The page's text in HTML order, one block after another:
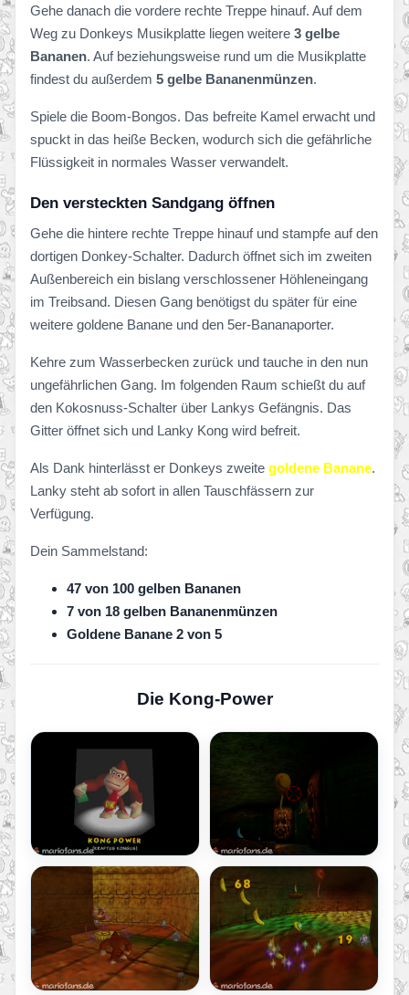
Gehe danach die vordere rechte Treppe hinauf. Auf dem
Weg zu Donkeys Musikplatte liegen weitere 3 gelbe
Bananen. Auf beziehungsweise rund um die Musikplatte
findest du außerdem 5 gelbe Bananenmünzen.
Spiele die Boom-Bongos. Das befreite Kamel erwacht und
spuckt in das heiße Becken, wodurch sich die gefährliche
Flüssigkeit in normales Wasser verwandelt.
Den versteckten Sandgang öffnen
Gehe die hintere rechte Treppe hinauf und stampfe auf den
dortigen Donkey-Schalter. Dadurch öffnet sich im zweiten
Außenbereich ein bislang verschlossener Höhleneingang
im Treibsand. Diesen Gang benötigst du später für eine
weitere goldene Banane und den 5er-Bananaporter.
Kehre zum Wasserbecken zurück und tauche in den nun
ungefährlichen Gang. Im folgenden Raum schießt du auf
den Kokosnuss-Schalter über Lankys Gefängnis. Das
Gitter öffnet sich und Lanky Kong wird befreit.
Als Dank hinterlässt er Donkeys zweite goldene Banane.
Lanky steht ab sofort in allen Tauschfässern zur
Verfügung.
Dein Sammelstand:
47 von 100 gelben Bananen
7 von 18 gelben Bananenmünzen
Goldene Banane 2 von 5
Die Kong-Power